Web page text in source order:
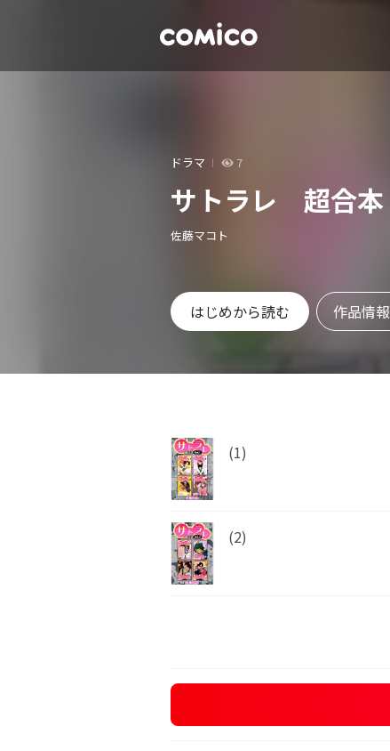
ドラマ 7
サトラレ 超合本
佐藤マコト
はじめから読む 作品情報
(1)
(2)